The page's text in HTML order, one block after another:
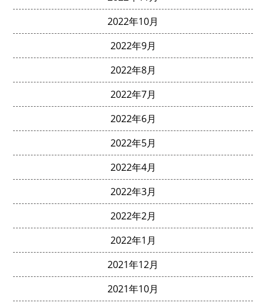
2022年10月
2022年9月
2022年8月
2022年7月
2022年6月
2022年5月
2022年4月
2022年3月
2022年2月
2022年1月
2021年12月
2021年10月